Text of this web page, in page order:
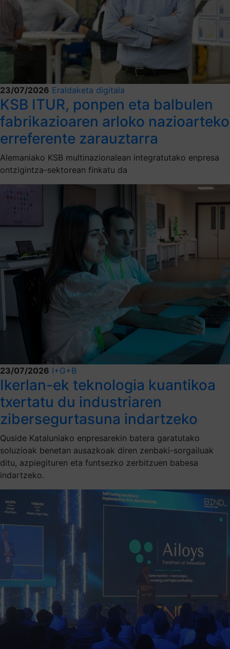
23/07/2026 Eraldaketa digitala
KSB ITUR, ponpen eta balbulen
fabrikazioaren arloko nazioarteko
erreferente zarauztarra
Alemaniako KSB multinazionalean integratutako enpresa
ontzigintza-sektorean finkatu da
23/07/2026 I+G+B
Ikerlan-ek teknologia kuantikoa
txertatu du industriaren
zibersegurtasuna indartzeko
Quside Kataluniako enpresarekin batera garatutako
soluzioak benetan ausazkoak diren zenbaki-sorgailuak
ditu, azpiegituren eta funtsezko zerbitzuen babesa
indartzeko.